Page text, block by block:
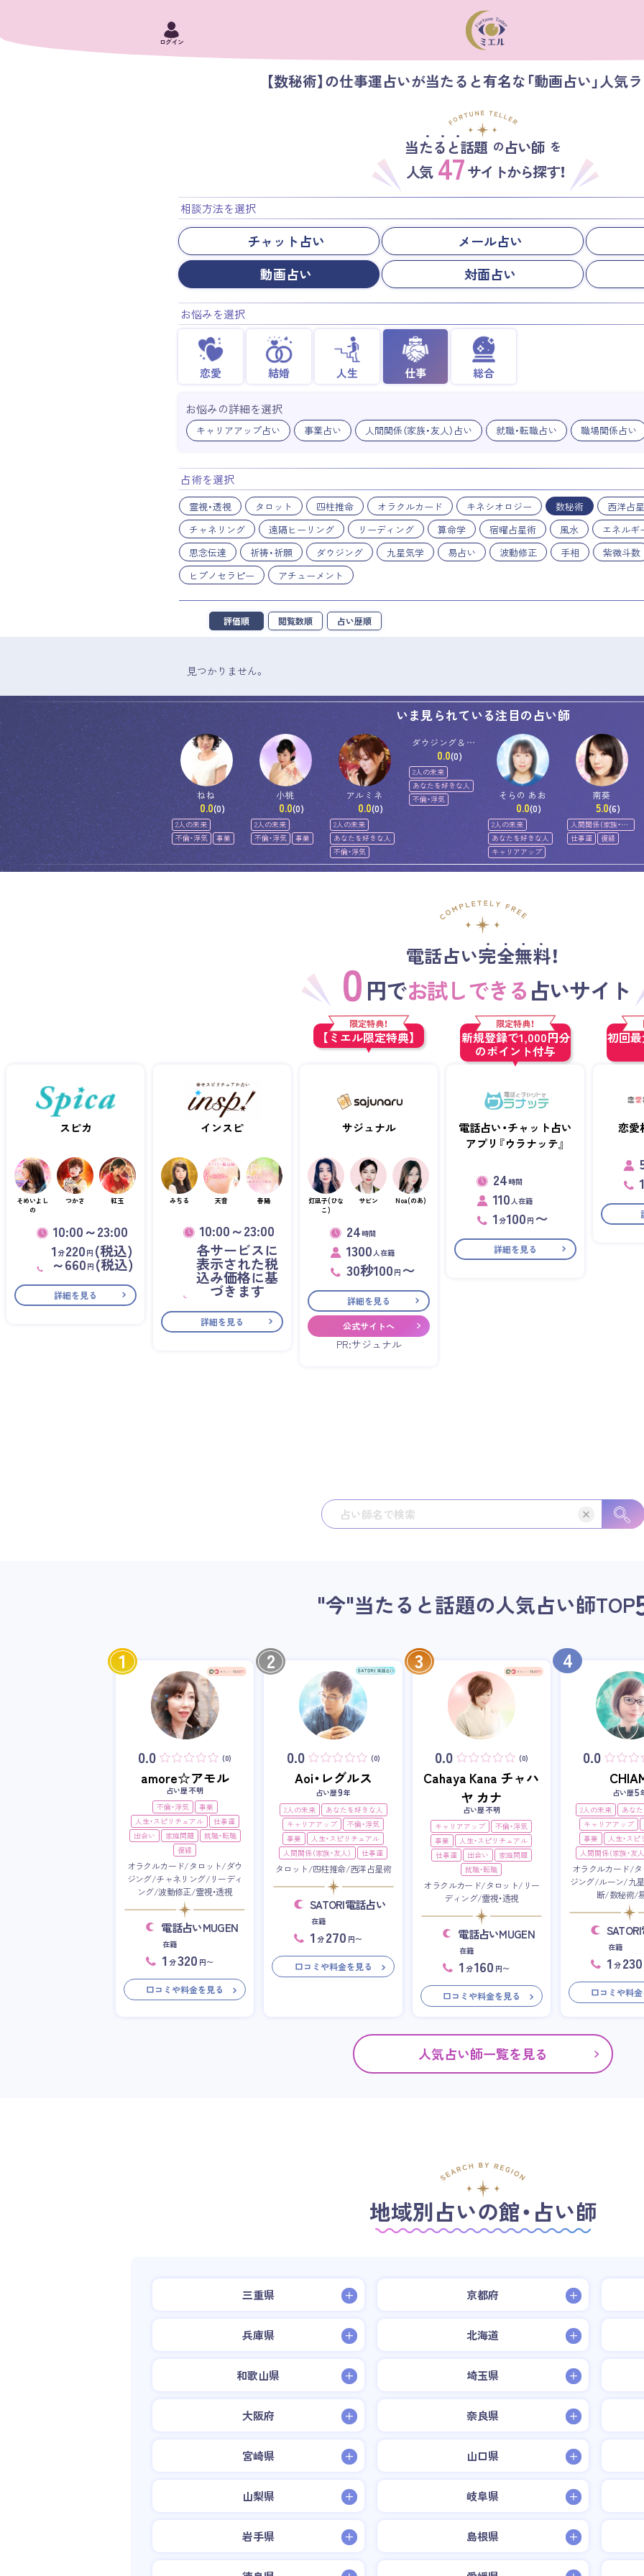
ログイン
【数秘術】の仕事運占いが当たると有名な「動画占い」人気
当たると話題 の占い師 を
人気 47 サイトから探す！
相談方法を選択
チャット占い
メール占い
動画占い
対面占い
お悩みを選択
恋愛 結婚 人生 仕事 総合
お悩みの詳細を選択
キャリアアップ占い 事業占い 人間関係（家族・友人）占い 就職・転職占い 職場関係占い
占術を選択
霊視・透視 タロット 四柱推命 オラクルカード キネシオロジー 数秘術
西洋占
チャネリング
遠隔ヒーリング リーディング 算命学 宿曜占星術 風水
エネルギ
思念伝達
祈祷・祈願 ダウジング 九星気学 易占い 波動修正 手相
紫微斗数
ヒプノセラピー
アチューメント
評価順 閲覧数順 占い歴順
見つかりません。
いま見られている注目の占い師
ねね
0.0(0)
2人の未来
不倫・浮気
事業
小桃
0.0(0)
2人の未来
不倫・浮気
事業
アルミネ
0.0(0)
2人の未来
あなたを好きな人
不倫・浮気
ダウジング＆ス
ピリットメンタ
ー佐和
0.0(0)
2人の未来
あなたを好きな人
不倫・浮気
そらの あお
0.0(0)
2人の未来
あなたを好きな人
キャリアアップ
南葵
5.0(6)
人間関係（家族・友
人）
仕事運 復縁
電話占い完全無料！
0 円でお試しできる占いサイト
スピカ
そめいよし
の
つかさ 紅玉
10:00～23:00
1分220 円 (税込)
～660 円 (税込)
詳細を見る
インスピ
みちる 天音 春陽
10:00～23:00
各サービスに
表示された税
込み価格に基
づきます
詳細を見る
限定特典！
【ミエル限定特典】
サジュナル
灯凪子(ひな
こ)
サビン Noa(のあ)
24 時間
1300人在籍
30秒100 円 〜
詳細を見る
公式サイトへ
PR:サジュナル
限定特典！
新規登録で1,000円分
のポイント付与
電話占い・チャット占い
アプリ『ウラナッテ』
24 時間
110人在籍
1分100 円 〜
詳細を見る
初回
恋愛
1
"今"当たると話題の人気占い師TOP
1
0.0 (0)
amore☆アモル
占い歴 不明
不倫・浮気
事業
人生・スピリチュアル
仕事運
出会い
家庭問題
就職・転職
復縁
オラクルカード/タロット/ダウ
ジング/チャネリング/リーディ
ング/波動修正/霊視・透視
電話占いMUGEN
在籍
1 分320 円〜
口コミや料金を見る
2
0.0 (0)
Aoi・レグルス
占い歴9年
2人の未来
あなたを好きな人
キャリアアップ
不倫・浮気
事業
人生・スピリチュアル
人間関係（家族・友人）
仕事運
タロット/四柱推命/西洋占星術
SATORI電話占い
在籍
1 分 270 円〜
口コミや料金を見る
3
0.0 (0)
Cahaya Kana チャハ
ヤ カナ
占い歴 不明
キャリアアップ
不倫・浮気
事業
人生・スピリチュアル
仕事運
出会い
家庭問題
就職・転職
オラクルカード/タロット/リー
ディング/霊視・透視
電話占いMUGEN
在籍
1 分160 円〜
口コミや料金を見る
4
0.0
占い歴5
2人の未来
あな
キャリアアップ
事業
人生・ス
人間関係（家族・友人
オラクルカード/
ジング/ルーン/九
断/数秘術/
在籍
1 分 230
口コミや料
人気占い師一覧を見る
地域別占いの館・占い師
三重県 京都府
兵庫県 北海道
和歌山県 埼玉県
大阪府 奈良県
宮崎県 山口県
山梨県 岐阜県
岩手県 島根県